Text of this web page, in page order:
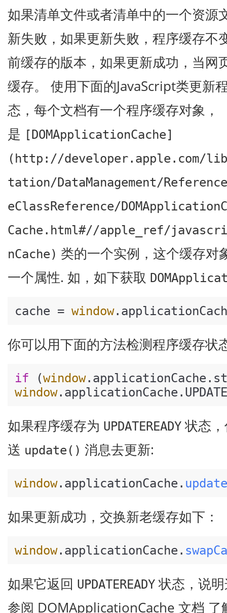
如果清单文件或者清单中的一个资源
新失败，如果更新失败，程序缓存
前缓存的版本，如果更新成功，当网
缓存。 使用下面的JavaScript类更新
态，每个文档有一个程序缓存对象，
是 [DOMApplicationCache]
(http://developer.apple.com/
tation/DataManagement/
eClassReference/
Cache.html#//apple_ref/
nCache) 类的一个实例，这个缓存对
一个属性. 如，如下获取
cache = window.
你可以用下面的方法检测程序缓存状
if (window. applicationCache .
window. applicationCache .
如果程序缓存为 UPDATEREADY 状态
送 update() 消息去更新:
window. applicationCache . update
如果更新成功，交换新老缓存如下：
window. applicationCache .
如果它返回 UPDATEREADY 状态，说
参阅 DOMApplicationCache 文档 了